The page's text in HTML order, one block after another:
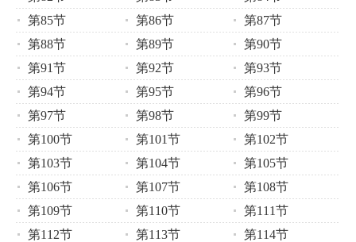
第85节
第86节
第87节
第88节
第89节
第90节
第91节
第92节
第93节
第94节
第95节
第96节
第97节
第98节
第99节
第100节
第101节
第102节
第103节
第104节
第105节
第106节
第107节
第108节
第109节
第110节
第111节
第112节
第113节
第114节